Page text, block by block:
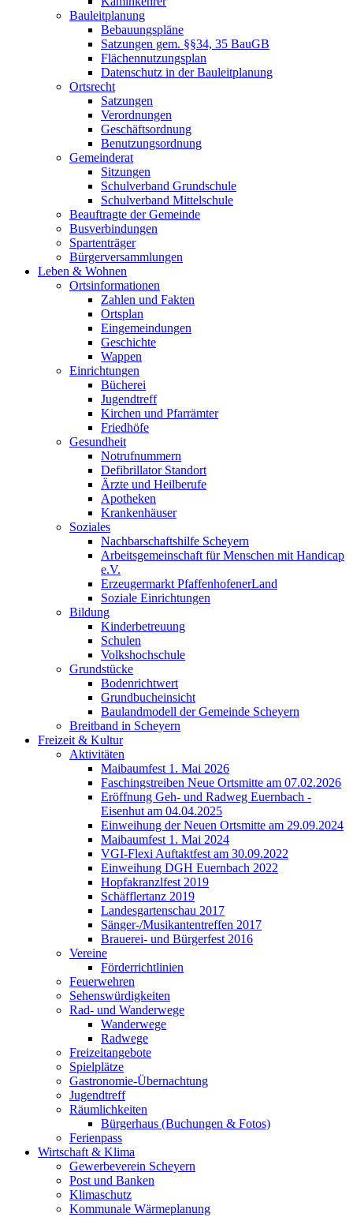
Bauleitplanung
Bebauungspläne
Satzungen gem. §§34, 35 BauGB
Flächennutzungsplan
Datenschutz in der Bauleitplanung
Ortsrecht
Satzungen
Verordnungen
Geschäftsordnung
Benutzungsordnung
Gemeinderat
Sitzungen
Schulverband Grundschule
Schulverband Mittelschule
Beauftragte der Gemeinde
Busverbindungen
Spartenträger
Bürgerversammlungen
Leben & Wohnen
Ortsinformationen
Zahlen und Fakten
Ortsplan
Eingemeindungen
Geschichte
Wappen
Einrichtungen
Bücherei
Jugendtreff
Kirchen und Pfarrämter
Friedhöfe
Gesundheit
Notrufnummern
Defibrillator Standort
Ärzte und Heilberufe
Apotheken
Krankenhäuser
Soziales
Nachbarschaftshilfe Scheyern
Arbeitsgemeinschaft für Menschen mit Handicap
e.V.
Erzeugermarkt PfaffenhofenerLand
Soziale Einrichtungen
Bildung
Kinderbetreuung
Schulen
Volkshochschule
Grundstücke
Bodenrichtwert
Grundbucheinsicht
Baulandmodell der Gemeinde Scheyern
Breitband in Scheyern
Freizeit & Kultur
Aktivitäten
Maibaumfest 1. Mai 2026
Faschingstreiben Neue Ortsmitte am 07.02.2026
Eröffnung Geh- und Radweg Euernbach -
Eisenhut am 04.04.2025
Einweihung der Neuen Ortsmitte am 29.09.2024
Maibaumfest 1. Mai 2024
VGI-Flexi Auftaktfest am 30.09.2022
Einweihung DGH Euernbach 2022
Hopfakranzlfest 2019
Schäfflertanz 2019
Landesgartenschau 2017
Sänger-/Musikantentreffen 2017
Brauerei- und Bürgerfest 2016
Vereine
Förderrichtlinien
Feuerwehren
Sehenswürdigkeiten
Rad- und Wanderwege
Wanderwege
Radwege
Freizeitangebote
Spielplätze
Gastronomie-Übernachtung
Jugendtreff
Räumlichkeiten
Bürgerhaus (Buchungen & Fotos)
Ferienpass
Wirtschaft & Klima
Gewerbeverein Scheyern
Post und Banken
Klimaschutz
Kommunale Wärmeplanung